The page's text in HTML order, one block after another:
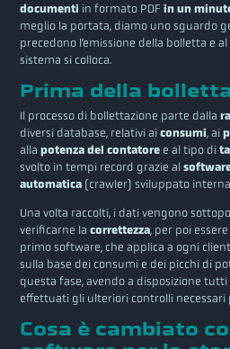
documenti in formato PDFin un
meglio la portata, diamo uno sguardo
precedono l’emissione della bolletta e
sistema si colloca.
Prima della
Il processo di bollettazione parte dalla
diversi database, relativi aiconsumi, ai
allapotenza del contatore e al tipo di
svolto in tempi record grazie al
automatica (crawler) sviluppato
Una volta raccolti, i dati vengono
verificarne lacorrettezza, per poi
primo software, che applica a ogni
sulla base dei consumi e dei picchi di
questa fase, avendo a disposizione
effettuati gli ulteriori controlli necessari
Cosa è cambiato